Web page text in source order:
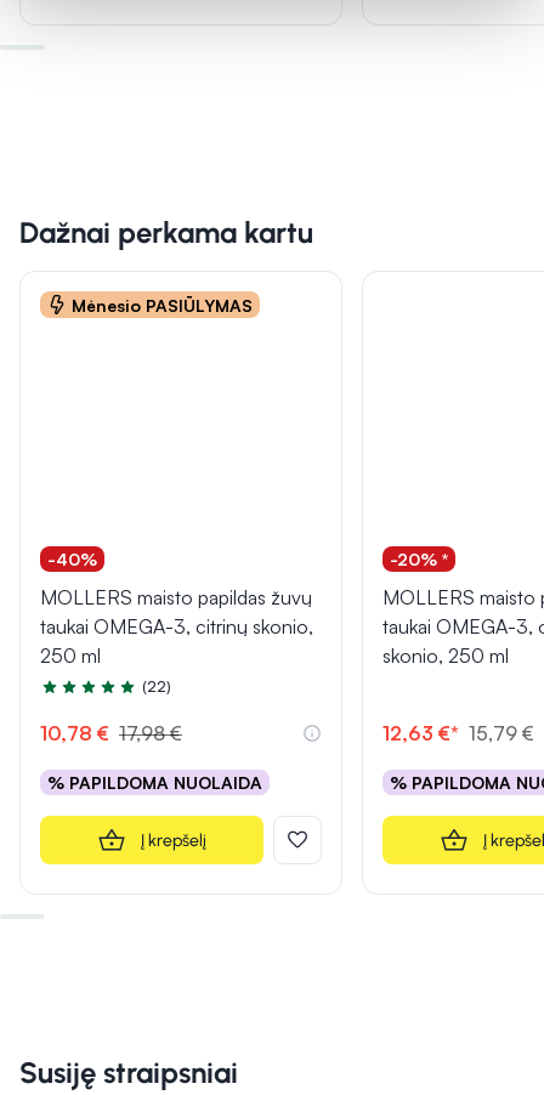
Dažnai perkama kartu
Mėnesio PASIŪLYMAS
-40%
MOLLERS maisto papildas žuvų
taukai OMEGA-3, citrinų skonio,
250 ml
Įvertinimas 4.8 iš 5
(22)
10,78 € 17,98 €
% PAPILDOMA NUOLAIDA
Į krepšelį
-20% *
MOLLERS maisto
taukai OMEGA-3,
skonio, 250 ml
12,63 €* 15,79 €
% PAPILDOMA
Į
Susiję straipsniai